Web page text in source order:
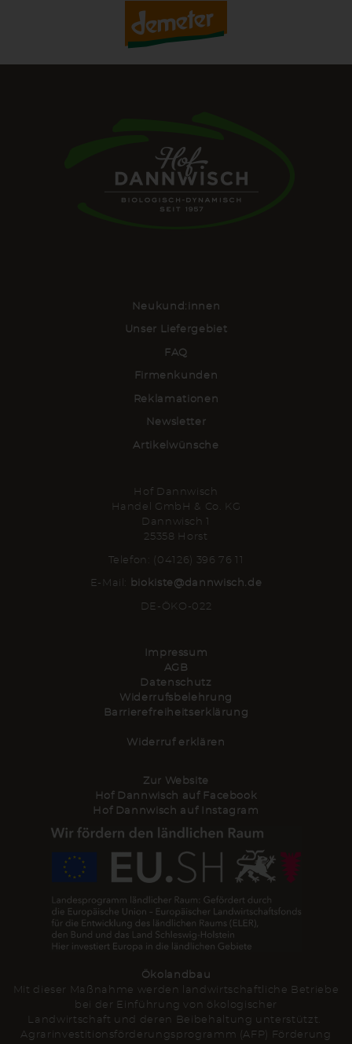
Neukund:innen
Unser Liefergebiet
FAQ
Firmenkunden
Reklamationen
Newsletter
Artikelwünsche
Hof Dannwisch
Handel GmbH & Co. KG
Dannwisch 1
25358 Horst
Telefon: (04126) 396 76 11
E-Mail: biokiste@dannwisch.de
DE-ÖKO-022
Impressum
AGB
Datenschutz
Widerrufsbelehrung
Barrierefreiheitserklärung
Widerruf erklären
Zur Website
Hof Dannwisch auf Facebook
Hof Dannwisch auf Instagram
Ökolandbau
Mit dieser Maßnahme werden landwirtschaftliche Betriebe
bei der Einführung von ökologischer
Landwirtschaft und deren Beibehaltung unterstützt.
Agrarinvestitionsförderungsprogramm (AFP) Förderung